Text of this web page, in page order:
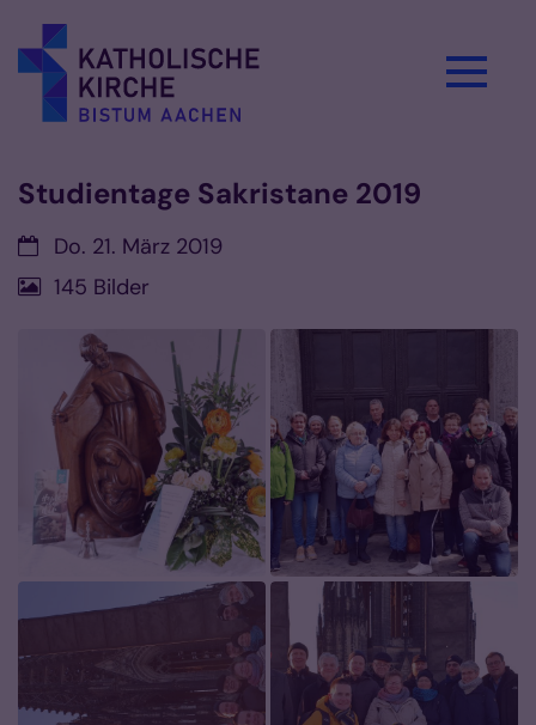
Studientage Sakristane 2019
Datum:Do. 21. März 2019
145 Bilder